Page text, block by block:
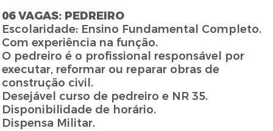
06 VAGAS: PEDREIRO
Escolaridade: Ensino Fundamental Completo.
Com experiência na função.
O pedreiro é o profissional responsável por
executar, reformar ou reparar obras de
construção civil.
Desejável curso de pedreiro e NR 35.
Disponibilidade de horário.
Dispensa Militar.